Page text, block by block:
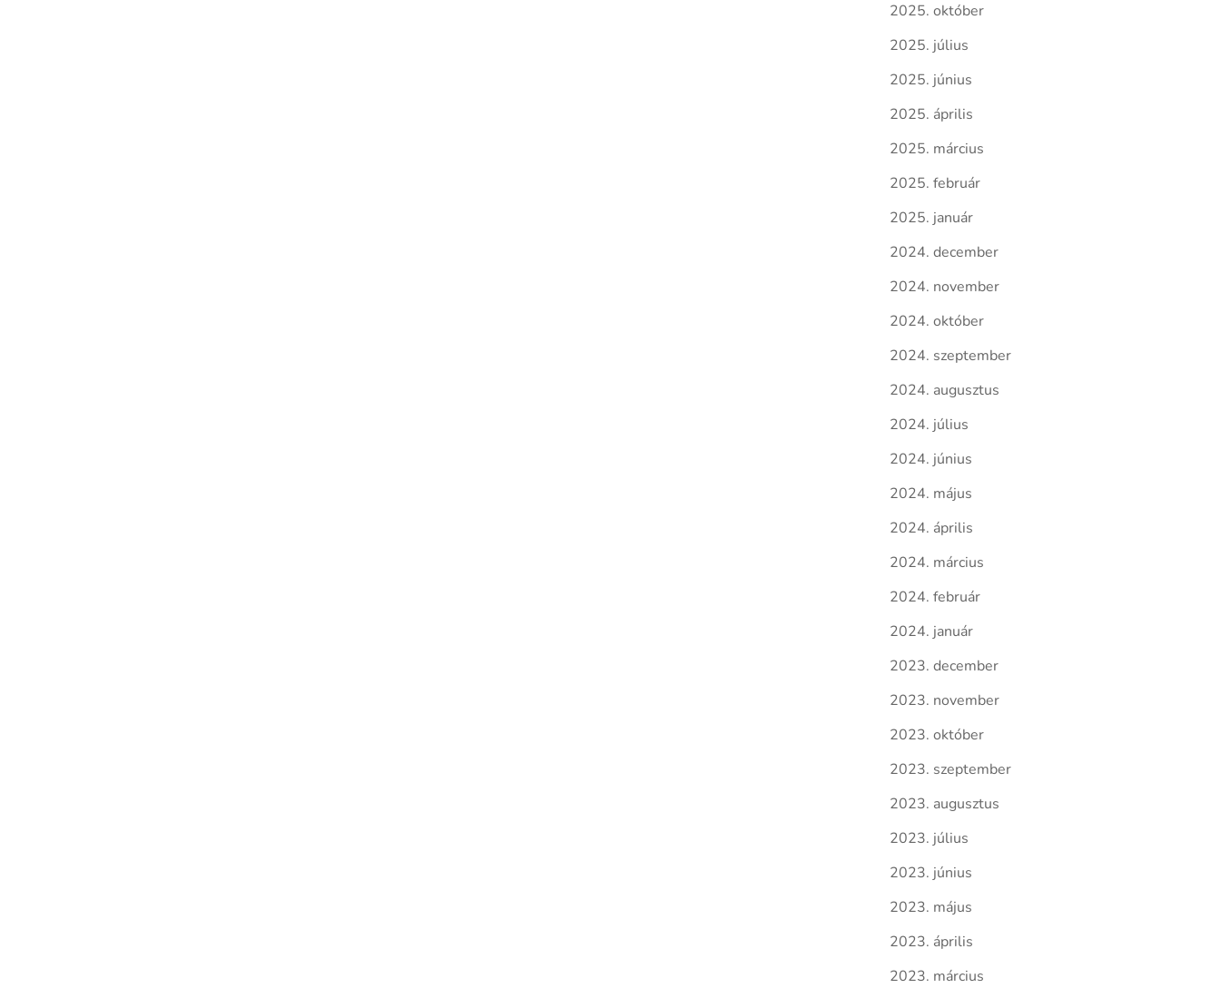
2025. október
2025. július
2025. június
2025. április
2025. március
2025. február
2025. január
2024. december
2024. november
2024. október
2024. szeptember
2024. augusztus
2024. július
2024. június
2024. május
2024. április
2024. március
2024. február
2024. január
2023. december
2023. november
2023. október
2023. szeptember
2023. augusztus
2023. július
2023. június
2023. május
2023. április
2023. március